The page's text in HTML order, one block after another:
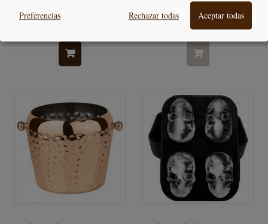
69,95 €
Preferencias Rechazar todas Aceptar todas